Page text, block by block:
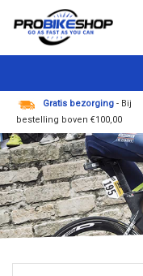
Gratis bezorging - Bij
bestelling boven €100,00